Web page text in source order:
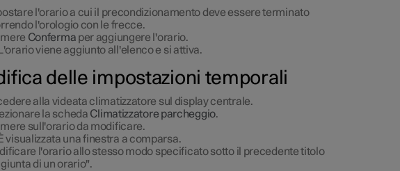
l'orario a cui il precondizionamento deve essere terminato
l'orologio con le frecce.
Conferma per aggiungere l'orario.
viene aggiunto all'elenco e si attiva.
delle impostazioni temporali
alla videata climatizzatore sul display centrale.
la scheda Climatizzatore parcheggio.
sull'orario da modificare.
visualizzata una finestra a comparsa.
l'orario allo stesso modo specificato sotto il precedente titolo
di un orario".